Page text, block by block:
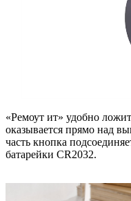
«Ремоут ит» удобно
оказывается прямо над
часть кнопка
батарейки CR2032.